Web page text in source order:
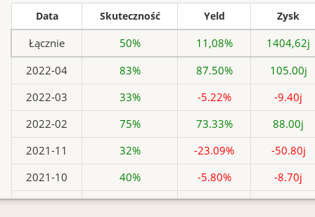
Data Skuteczność Yeld Zysk
Łącznie 50% 11,08%
1404,62j
2022-04
83% 87.50%
105.00j
2022-03
33% -5.22%
-9.40j
2022-02
75% 73.33%
88.00j
2021-11
32% -23.09%
-50.80j
2021-10
40% -5.80%
-8.70j
2021-09
33% -7.13%
-10.70j